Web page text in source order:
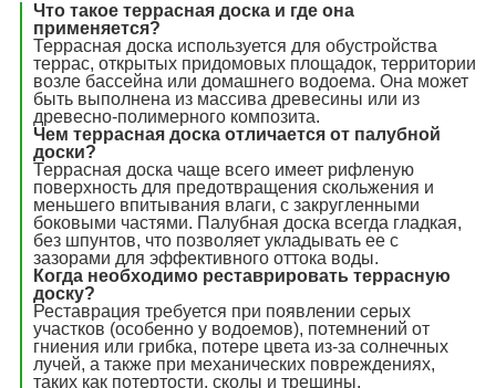
Что такое террасная доска и где она
применяется?
Террасная доска используется для обустройства
террас, открытых придомовых площадок, территории
возле бассейна или домашнего водоема. Она может
быть выполнена из массива древесины или из
древесно-полимерного композита.
Чем террасная доска отличается от палубной
доски?
Террасная доска чаще всего имеет рифленую
поверхность для предотвращения скольжения и
меньшего впитывания влаги, с закругленными
боковыми частями. Палубная доска всегда гладкая,
без шпунтов, что позволяет укладывать ее с
зазорами для эффективного оттока воды.
Когда необходимо реставрировать террасную
доску?
Реставрация требуется при появлении серых
участков (особенно у водоемов), потемнений от
гниения или грибка, потере цвета из-за солнечных
лучей, а также при механических повреждениях,
таких как потертости, сколы и трещины.